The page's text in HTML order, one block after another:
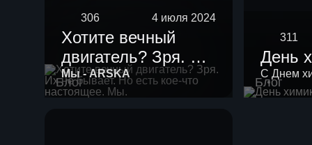
Блог
306 4 июля 2024
Хотите вечный
двигатель? Зря. Их
не бывает. Но есть
кое-что настоящее.
Мы - ARSKA
Блог
311
День
С Днем